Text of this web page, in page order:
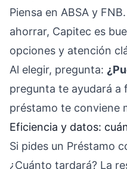
Piensa en ABSA y
ahorrar, Capitec es
opciones y atención
Al elegir, pregunta:
pregunta te ayudará a
préstamo te conviene
Eficiencia y datos:
Si pides un Préstamo
¿Cuánto tardará? La